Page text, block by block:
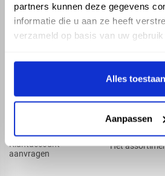
partners kunnen deze gegevens
informatie die u aan ze heeft
verzameld op basis van uw
Alles toestaan
Aanpassen
ASSORTIMENT
Hemelwaterafvoer
Drukleiding
Beregening
Dak en gevel
KENNIS
Klantenservice
Kennisbank
Klantaccount
aanvragen
Het